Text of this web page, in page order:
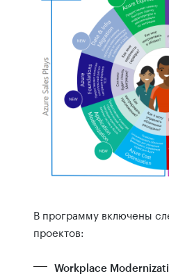
В программу включены
проектов:
Workplace